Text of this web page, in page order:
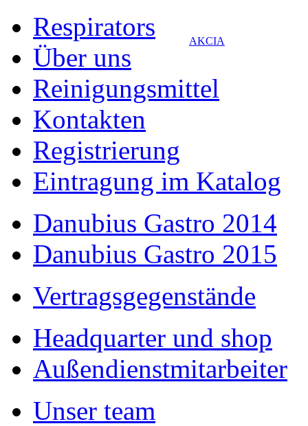
AKCIA
Respirators
Über uns
Reinigungsmittel
Kontakten
Registrierung
Eintragung im Katalog
Danubius Gastro 2014
Danubius Gastro 2015
Vertragsgegenstände
Headquarter und shop
Außendienstmitarbeiter
Unser team